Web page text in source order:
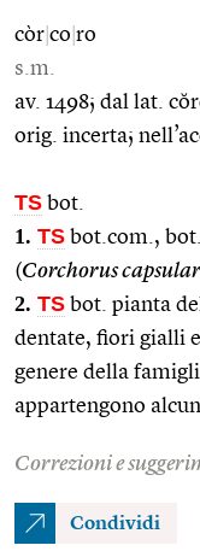
còr co ro
s.m.
av. 1498; dal lat.
orig. incerta;
TS bot.
1. TS bot.com.,
(Corchorus
2. TS bot. pianta
dentate, fiori gialli
genere della
appartengono
Correzioni e
Condividi